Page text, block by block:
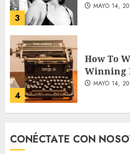
4
MAYO 14,
5
How
Foods
MAYO 14,
Classic
CONÉCTATE CON